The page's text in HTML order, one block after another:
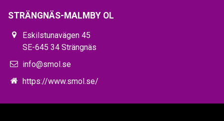
STRÄNGNÄS-MALMBY OL
Eskilstunavägen 45
SE-645 34 Strängnäs
info@smol.se
https://www.smol.se/